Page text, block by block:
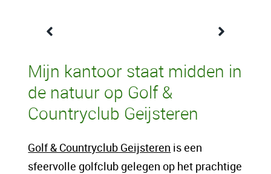
Een content intro tekst. Lorem ipsum dolor
sit amet, consectetur adipis cin elit. Nunc
purus libero, interdum sed blandit acp
retium facilisis turpis. Donec dictum neque
lorem dolor.
Mijn kantoor staat midden in
de natuur op Golf &
Countryclub Geijsteren
Golf & Countryclub Geijsteren is een
sfeervolle golfclub gelegen op het prachtige